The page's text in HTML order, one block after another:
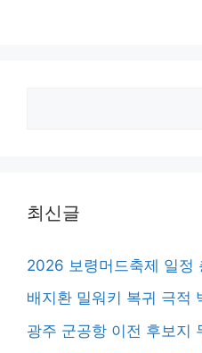
최신글
2026 보령머드축제 일정
배지환 밀워키 복귀 극적
광주 군공항 이전 후보지